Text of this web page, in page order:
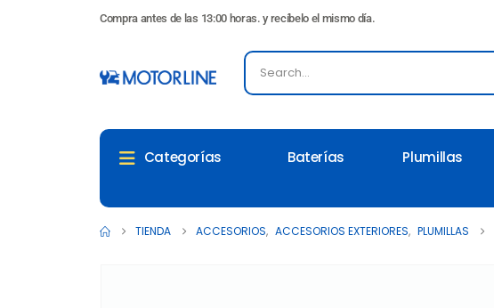
Compra antes de las 13:00 horas. y recíbelo el mismo día.
Categorías Baterías Plumillas
TIENDA ACCESORIOS, ACCESORIOS EXTERIORES, PLUMILLAS